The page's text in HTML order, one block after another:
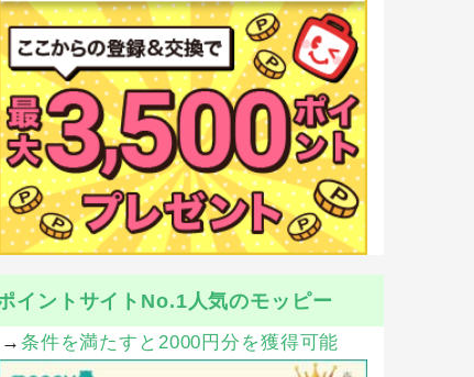
イントサイトNo.1人気のモッピー
条件を満たすと2000円分を獲得可能